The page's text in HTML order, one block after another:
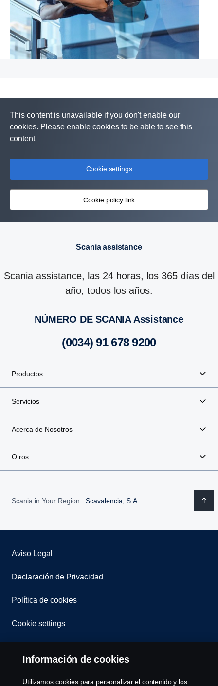
This content is unavailable if you don't enable our
cookies. Please enable cookies to be able to see this
content.
Cookie settings
Cookie policy link
Scania assistance
Scania assistance, las 24 horas, los 365 días del
año, todos los años.
NÚMERO DE SCANIA Assis­tance
(0034) 91 678 9200
Productos
Servicios
Acerca de Nosotros
Otros
Scania in Your Region: Scavalencia, S.A.
Aviso Legal
Declaración de Privacidad
Política de cookies
Cookie settings
Información de cookies
Utilizamos cookies para personalizar el contenido y los